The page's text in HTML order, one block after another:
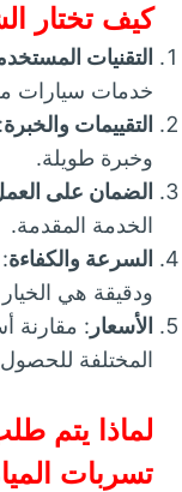
كيف تختار
التقنيات
خدمات سيارات
التقييمات والخبرة
وخبرة طويلة.
الضمان على
الخدمة المقدمة.
السرعة والكفاءة
ودقيقة هي
الأسعار : مقارنة
المختلفة
لماذا يتم
تسربات